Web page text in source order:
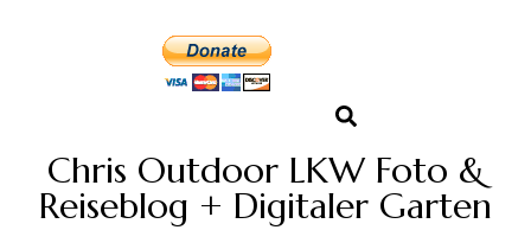
Chris Outdoor LKW Foto &
Reiseblog + Digitaler Garten